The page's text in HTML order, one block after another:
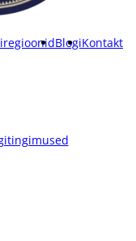
BlogiKontakt